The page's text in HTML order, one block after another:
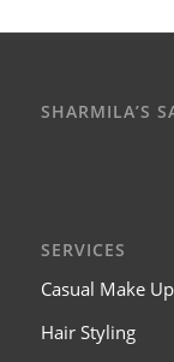
SHARMILA’S
SERVICES
Casual Make Up
Hair Styling